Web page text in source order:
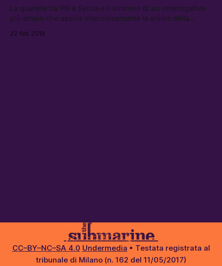
La querelle tra PG e Syriza è il sintomo di un interrogativo
più ampio che assilla silenziosamente le anime della
Unione europea no?
22 feb 2018
CC–BY–NC–SA 4.0 Undermedia • Testata registrata al
tribunale di Milano (n. 162 del 11/05/2017)